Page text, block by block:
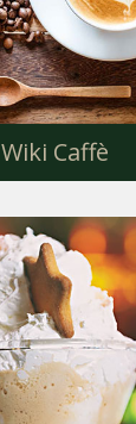
Wiki Caffè